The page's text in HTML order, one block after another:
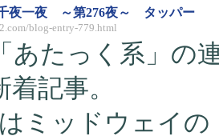
夜一夜 ～第276夜～ タッパー
blog-entry-779.html
あたっく系」の
記事。
ミッドウェイ